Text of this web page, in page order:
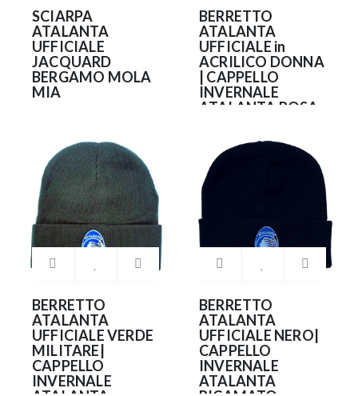
SCIARPA
ATALANTA
UFFICIALE
JACQUARD
BERGAMO MOLA
MIA
BERRETTO
ATALANTA
UFFICIALE in
ACRILICO DONNA
| CAPPELLO
INVERNALE
ATALANTA ROSA
BERRETTO
ATALANTA
UFFICIALE VERDE
MILITARE|
CAPPELLO
INVERNALE
BERRETTO
ATALANTA
UFFICIALE NERO|
CAPPELLO
INVERNALE
ATALANTA